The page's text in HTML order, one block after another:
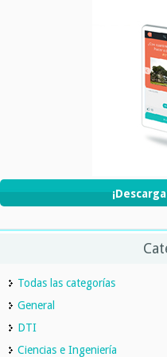
Todas las categorías
General
DTI
Ciencias e Ingeniería